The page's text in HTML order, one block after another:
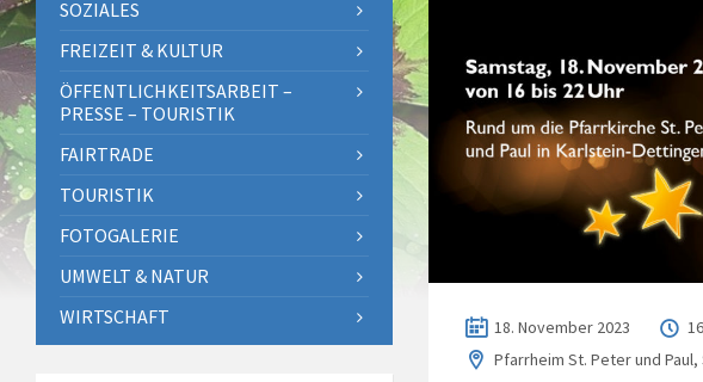
18. November 2023
Pfarrheim St. Peter und
SOZIALES
FREIZEIT & KULTUR
ÖFFENTLICHKEITSARBEIT –
PRESSE – TOURISTIK
FAIRTRADE
TOURISTIK
FOTOGALERIE
UMWELT & NATUR
WIRTSCHAFT